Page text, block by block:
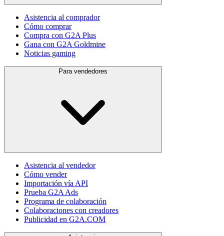
Asistencia al comprador
Cómo comprar
Compra con G2A Plus
Gana con G2A Goldmine
Noticias gaming
Para vendedores
Asistencia al vendedor
Cómo vender
Importación vía API
Prueba G2A Ads
Programa de colaboración
Colaboraciones con creadores
Publicidad en G2A.COM